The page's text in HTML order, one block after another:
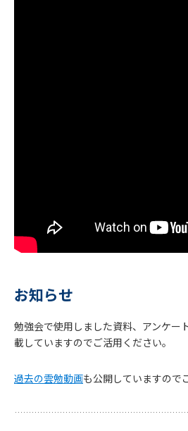
お知らせ
勉強会で使用しました資料、アンケー
載していますのでご活用ください。
過去の雲勉動画も公開していますので
お
ら
せ